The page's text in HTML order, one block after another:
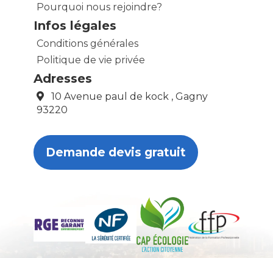
Pourquoi nous rejoindre?
Infos légales
Conditions générales
Politique de vie privée
Adresses
10 Avenue paul de kock , Gagny
93220
Demande devis gratuit